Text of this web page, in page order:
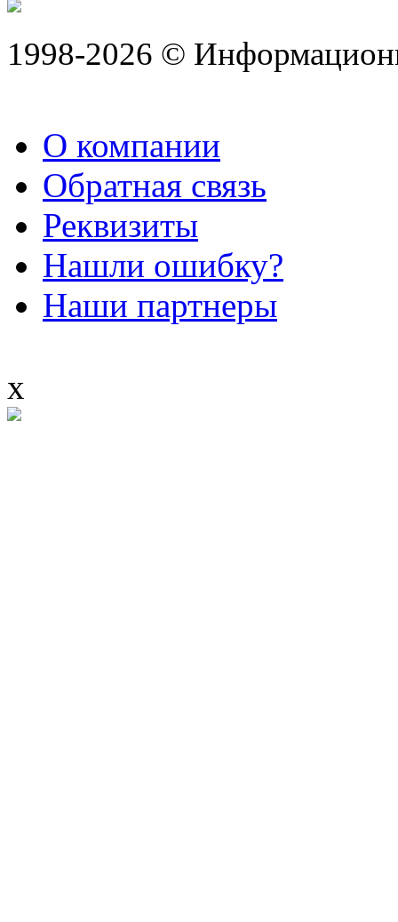
1998-2026 ©
О компании
Обратная связь
Реквизиты
Нашли ошибку?
Наши партнеры
x